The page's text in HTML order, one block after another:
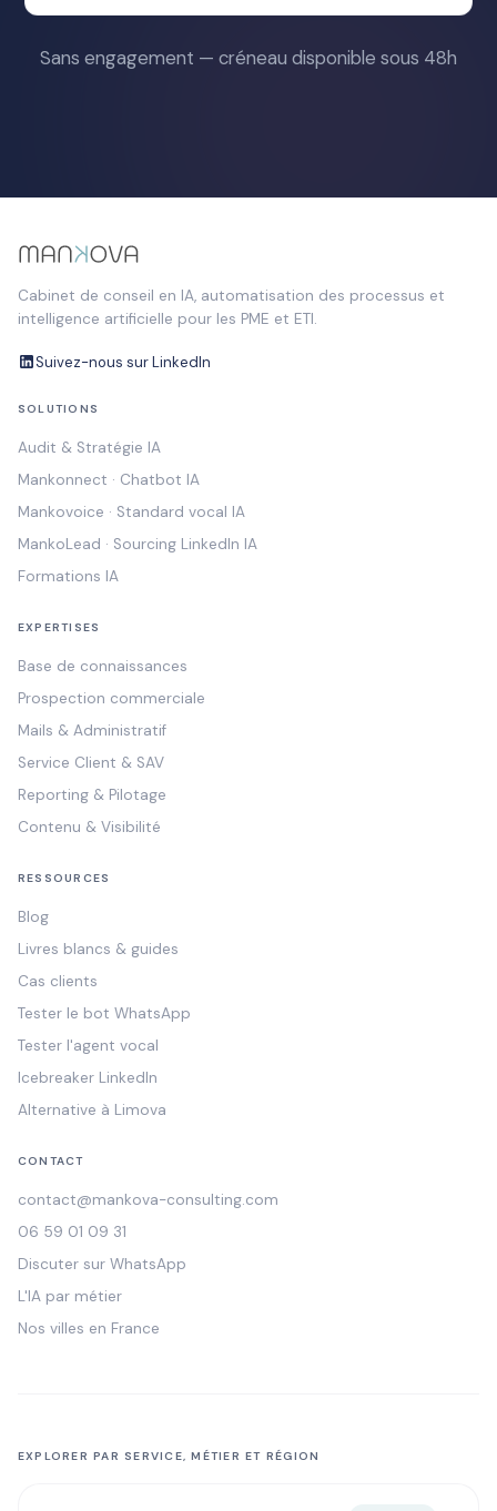
Sans engagement — créneau disponible sous 48h
Cabinet de conseil en IA, automatisation des processus et
intelligence artificielle pour les PME et ETI.
Suivez-nous sur LinkedIn
SOLUTIONS
Audit & Stratégie IA
Mankonnect · Chatbot IA
Mankovoice · Standard vocal IA
MankoLead · Sourcing LinkedIn IA
Formations IA
EXPERTISES
Base de connaissances
Prospection commerciale
Mails & Administratif
Service Client & SAV
Reporting & Pilotage
Contenu & Visibilité
RESSOURCES
Blog
Livres blancs & guides
Cas clients
Tester le bot WhatsApp
Tester l'agent vocal
Icebreaker LinkedIn
Alternative à Limova
CONTACT
contact@mankova-consulting.com
06 59 01 09 31
Discuter sur WhatsApp
L'IA par métier
Nos villes en France
EXPLORER PAR SERVICE, MÉTIER ET RÉGION